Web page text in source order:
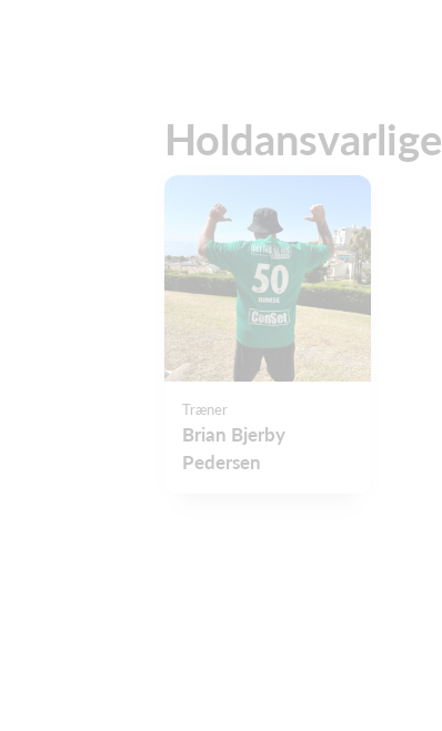
Holdansvarlige
Træner
Brian Bjerby
Pedersen